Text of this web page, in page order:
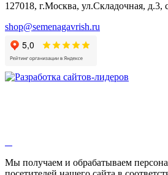
Валериана
Валерианелла
Гибискус лекарственный
Девясил
Душица
Змееголовник
Мыльнянка
127018, г.Москва, ул.Складочная, д.3,
shop@semenagavrish.ru
Мы получаем и обрабатываем